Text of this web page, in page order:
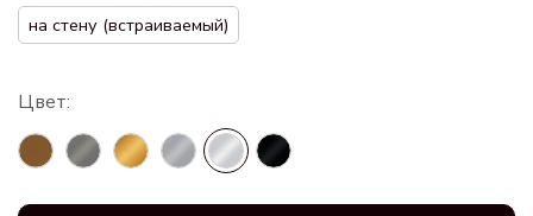
на стену (встраиваемый)